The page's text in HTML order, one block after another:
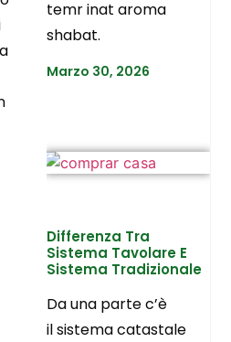
temr inat aroma
shabat.
Marzo 30, 2026
Differenza Tra
Sistema Tavolare E
Sistema Tradizionale
Da una parte c’è
il sistema catastale